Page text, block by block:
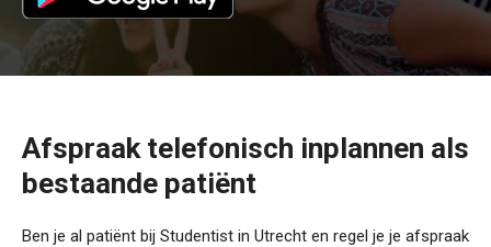
Afspraak telefonisch inplannen als
bestaande patiënt
Ben je al patiënt bij Studentist in Utrecht en regel je je afspraak